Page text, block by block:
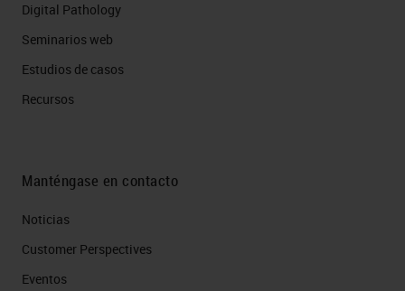
Digital Pathology
Seminarios web
Estudios de casos
Recursos
Manténgase en contacto
Noticias
Customer Perspectives​
Eventos